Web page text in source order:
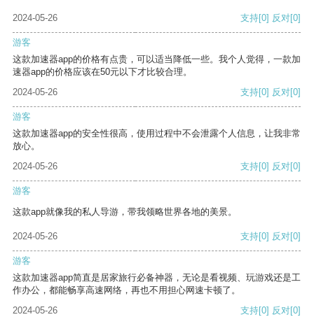
2024-05-26 支持[0] 反对[0]
游客
这款加速器app的价格有点贵，可以适当降低一些。我个人觉得，一款加
速器app的价格应该在50元以下才比较合理。
2024-05-26
支持[0] 反对[0]
游客
这款加速器app的安全性很高，使用过程中不会泄露个人信息，让我非常
放心。
2024-05-26
支持[0] 反对[0]
游客
这款app就像我的私人导游，带我领略世界各地的美景。
2024-05-26 支持[0] 反对[0]
游客
这款加速器app简直是居家旅行必备神器，无论是看视频、玩游戏还是工
作办公，都能畅享高速网络，再也不用担心网速卡顿了。
2024-05-26
支持[0] 反对[0]